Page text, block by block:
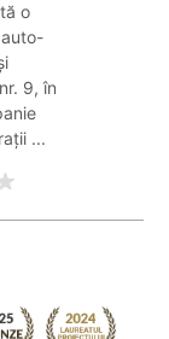
o
9, în
...